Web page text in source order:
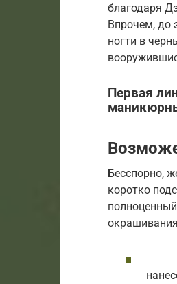
благодаря
Впрочем, до
ногти в
Первая
Бесспорно,
коротко